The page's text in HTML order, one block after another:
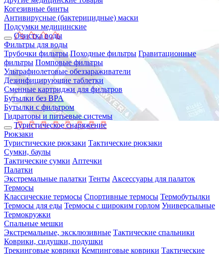
Когезивные бинты
Антивирусные (бактерицидные) маски
Подсумки медицинские
Очистка воды
Фильтры для воды
Трубочки фильтры Походные фильтры Гравитационные
фильтры Помповые фильтры
Ультрафиолетовые обеззараживатели
Дезинфицирующие таблетки
Сменные картриджи для фильтров
Бутылки без BPA
Бутылки с фильтром
Гидраторы и питьевые системы
Туристическое снаряжение
Рюкзаки
Туристические рюкзаки Тактические рюкзаки
Сумки, баулы
Тактические сумки Аптечки
Палатки
Экстремальные палатки Тенты Аксессуары для палаток
Термосы
Классические термосы Спортивные термосы Термобутылки
Термосы для еды Термосы с широким горлом Универсальные
Термокружки
Спальные мешки
Экстремальные, эксклюзивные Тактические спальники
Коврики, сидушки, подушки
Трекинговые коврики Кемпинговые коврики Тактические